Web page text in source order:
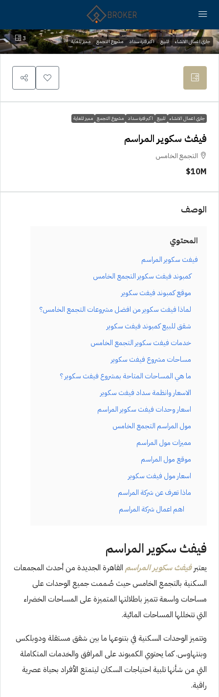
3 جاري اعمال الانشاء للبيع اكبر فترة سداد مشروع التجمع مميز للغاية
جاري اعمال الانشاء للبيع اكبر فترة سداد مشروع التجمع مميز للغاية
فيفث سكوير المراسم
التجمع الخامس
10M$
الوصف
المحتوي
فيفث سكوير المراسم
كمبوند فيفث سكوير التجمع الخامس
موقع كمبوند فيفث سكوير
لماذا فيفث سكوير من افضل مشروعات التجمع الخامس؟
شقق للبيع كمبوند فيفث سكوير
خدمات فيفث سكوير التجمع الخامس
مساحات مشروع فيفث سكوير
ما هي المساحات المتاحة بمشروع فيفث سكوير ؟
الاسعار وانظمة سداد فيفث سكوير
اسعار وحدات فيفث سكوير المراسم
مول المراسم التجمع الخامس
مميزات مول المراسم
موقع مول المراسم
اسعار مول فيفث سكوير
ماذا تعرف عن شركة المراسم
اهم اعمال شركة المراسم
فيفث سكوير المراسم
يعتبر فيفث سكوير المراسم القاهرة الجديدة من أحدث المجمعات
السكنية بالتجمع الخامس حيث صُممت جميع الوحدات على
مساحات واسعة تتميز باطلالتها المتميزة على المساحات الخضراء
التي تتخللها المساحات المائية.
وتتميز الوحدات السكنية في بتنوعها ما بين شقق مستقلة ودوبلكس
وبنتهاوس. كما يحتوي الكمبوند على المرافق والخدمات المتكاملة
التي من شأنها تلبية احتياجات السكان ليتمتع الأفراد بحياة عصرية
راقية.